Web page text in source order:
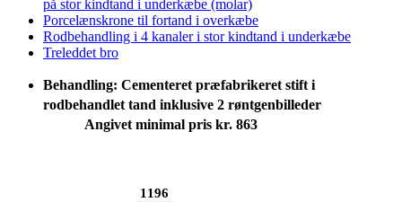
på stor kindtand i underkæbe (molar)
Porcelænskrone til fortand i overkæbe
Rodbehandling i 4 kanaler i stor kindtand i underkæbe
Treleddet bro
Behandling: Cementeret præfabrikeret stift i
rodbehandlet tand inklusive 2 røntgenbilleder
Angivet minimal pris kr. 863
1196